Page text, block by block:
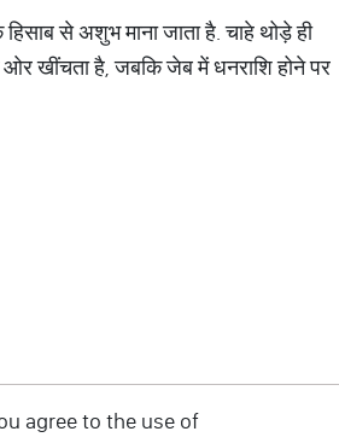
हिसाब से अशुभ माना जाता है. चाहे थोड़े ही
ओर खींचता है, जबकि जेब में धनराशि होने पर
agree to the use of